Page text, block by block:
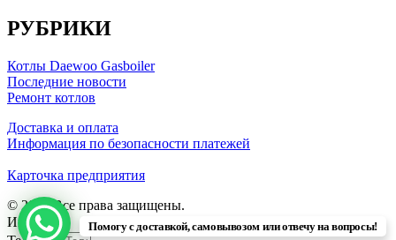
РУБРИКИ
Котлы Daewoo Gasboiler
Последние новости
Ремонт котлов
Доставка и оплата
Информация по безопасности платежей
Карточка предприятия
© 2026 Все права защищены.
Помогу с доставкой, самовывозом или отвечу на вопросы!
Имя